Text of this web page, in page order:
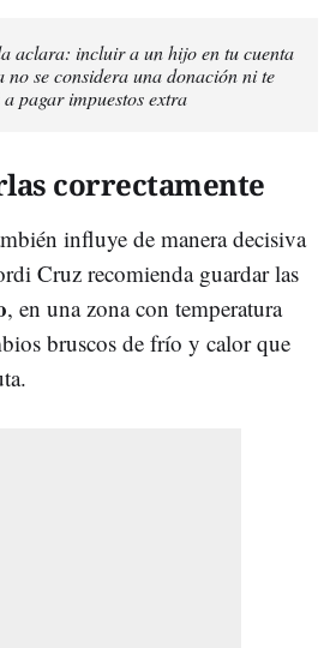
aclara: incluir a un hijo en tu cuenta
no se considera una donación ni te
pagar impuestos extra
correctamente
influye de manera decisiva
Cruz recomienda guardar las
, en una zona con temperatura
bruscos de frío y calor que